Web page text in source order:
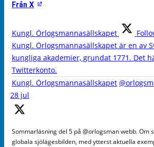
Från X
Kungl. Örlogsmannasällskapet
Kungl. Örlogsmannasällskapet är en av
kungliga akademier, grundat 1771. Det
Twitterkonto.
Kungl. Örlogsmannasällskapet
28 jul
Sommarläsning del 5 på @orlogsman webb. Om
globala sjölägesbilden, med ytterst aktuella